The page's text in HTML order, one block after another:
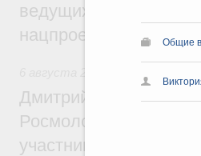
Общие
ведущих к
нацпроекту
Дмитрий
Росмолодёжи
участников проекта